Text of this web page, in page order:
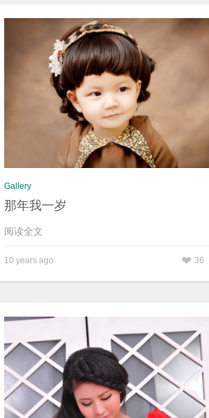
Gallery
那年我一岁
阅读全文
10 years ago 36